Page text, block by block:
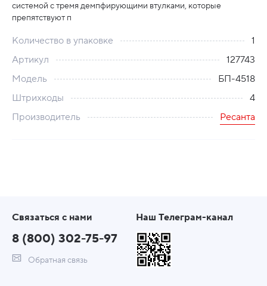
системой с тремя демпфирующими втулками, которые
препятствуют п
Количество в упаковке
1
Артикул
127743
Модель
БП-4518
Штрихкоды
4
Производитель
Ресанта
Связаться с нами
8 (800) 302-75-97
Обратная связь
Наш Телеграм-канал